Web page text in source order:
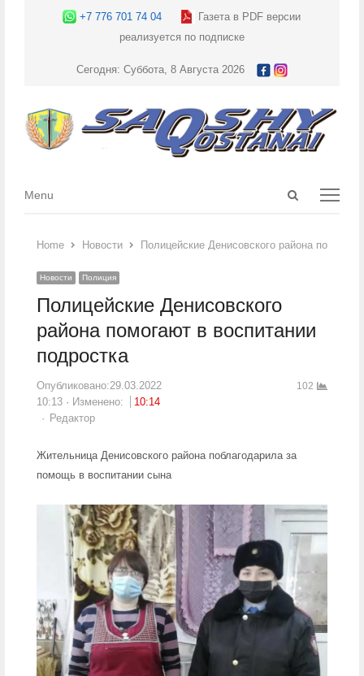
+7 776 701 74 04
Газета в PDF версии
реализуется по подписке
Сегодня: Суббота, 8 Августа 2026
Open
Menu
Menu
Home Новости Полицейские Денисовского района
Новости Полиция
Полицейские Денисовского
района помогают в воспитании
подростка
Опубликовано:29.03.2022
10:13
Изменено:
10:14
Author
Редактор
102
Жительница Денисовского района поблагодарила за
помощь в воспитании сына